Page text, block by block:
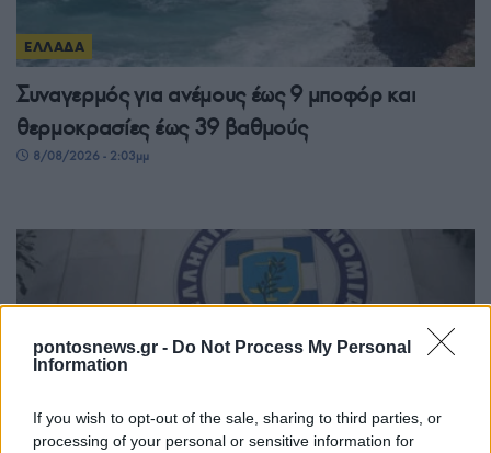
pontosnews.gr - Do Not Process My Personal
Information
If you wish to opt-out of the sale, sharing to third parties, or
processing of your personal or sensitive information for
ΕΛΛΑΔΑ
Συναγερμός για ανέμους έως 9 μποφόρ και
θερμοκρασίες έως 39 βαθμούς
8/08/2026 - 2:03μμ
ΕΛΛΑΔΑ